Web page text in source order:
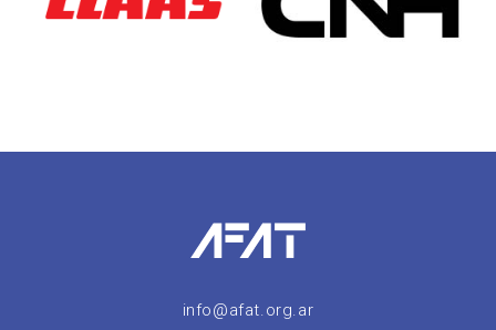
info@afat.org.ar